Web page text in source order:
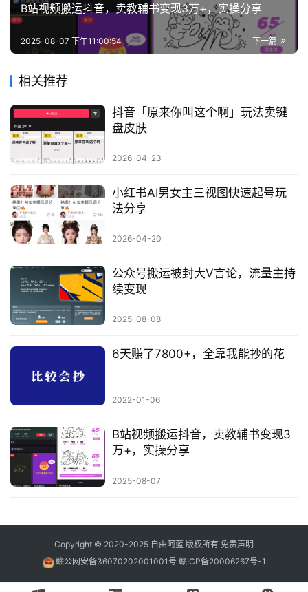
B站视频搬运抖音，卖教辅书变现3万+，实操分享
下一篇
2025-08-07 下午11:00:54
相关推荐
抖音「原来你叫这个啊」玩法卖键
盘皮肤
2026-04-23
小红书AI男女主三视图快速起号玩
法分享
2026-04-20
公众号搬运被封大V言论，流量主持
续变现
2025-08-08
6天赚了7800+，全靠我能抄的花
2022-01-06
B站视频搬运抖音，卖教辅书变现3
万+，实操分享
2025-08-07
Copyright © 2020-2025 自由阿蓝 版权所有 免责声明
赣公网安备36070202001001号 赣ICP备20006267号-1